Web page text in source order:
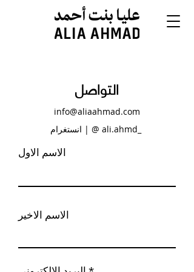
التواصل
info@aliaahmad.com
انستغرام | @ ali.ahmd_
الاسم الاول
الاسم الاخير